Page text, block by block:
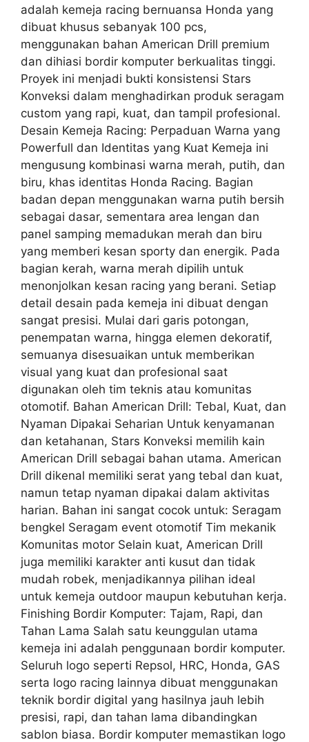
adalah kemeja racing bernuansa Honda yang
dibuat khusus sebanyak 100 pcs,
menggunakan bahan American Drill premium
dan dihiasi bordir komputer berkualitas tinggi.
Proyek ini menjadi bukti konsistensi Stars
Konveksi dalam menghadirkan produk seragam
custom yang rapi, kuat, dan tampil profesional.
Desain Kemeja Racing: Perpaduan Warna yang
Powerfull dan Identitas yang Kuat Kemeja ini
mengusung kombinasi warna merah, putih, dan
biru, khas identitas Honda Racing. Bagian
badan depan menggunakan warna putih bersih
sebagai dasar, sementara area lengan dan
panel samping memadukan merah dan biru
yang memberi kesan sporty dan energik. Pada
bagian kerah, warna merah dipilih untuk
menonjolkan kesan racing yang berani. Setiap
detail desain pada kemeja ini dibuat dengan
sangat presisi. Mulai dari garis potongan,
penempatan warna, hingga elemen dekoratif,
semuanya disesuaikan untuk memberikan
visual yang kuat dan profesional saat
digunakan oleh tim teknis atau komunitas
otomotif. Bahan American Drill: Tebal, Kuat, dan
Nyaman Dipakai Seharian Untuk kenyamanan
dan ketahanan, Stars Konveksi memilih kain
American Drill sebagai bahan utama. American
Drill dikenal memiliki serat yang tebal dan kuat,
namun tetap nyaman dipakai dalam aktivitas
harian. Bahan ini sangat cocok untuk: Seragam
bengkel Seragam event otomotif Tim mekanik
Komunitas motor Selain kuat, American Drill
juga memiliki karakter anti kusut dan tidak
mudah robek, menjadikannya pilihan ideal
untuk kemeja outdoor maupun kebutuhan kerja.
Finishing Bordir Komputer: Tajam, Rapi, dan
Tahan Lama Salah satu keunggulan utama
kemeja ini adalah penggunaan bordir komputer.
Seluruh logo seperti Repsol, HRC, Honda, GAS
serta logo racing lainnya dibuat menggunakan
teknik bordir digital yang hasilnya jauh lebih
presisi, rapi, dan tahan lama dibandingkan
sablon biasa. Bordir komputer memastikan logo